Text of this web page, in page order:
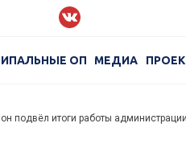
ОП МЕДИА
подвёл итоги работы